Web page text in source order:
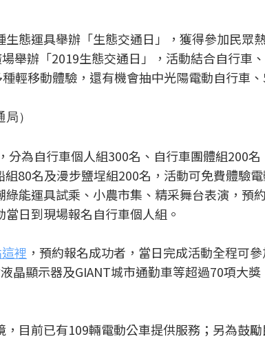
態運具舉辦「生態交通日」，獲得參加民眾
舉辦「2019生態交通日」，活動結合自行車
輕移動體驗，還有機會抽中光陽電動自行車
）
分為自行車個人組300名、自行車團體組200名
80名及漫步鹽埕組200名，活動可免費體驗
能運具試乘、小農市集、精采舞台表演，預
日到現場報名自行車個人組。
裡 ，預約報名成功者，當日完成活動全程可
晶顯示器及GIANT城市通勤車等超過70項大獎
目前已有109輛電動公車提供服務；另為鼓